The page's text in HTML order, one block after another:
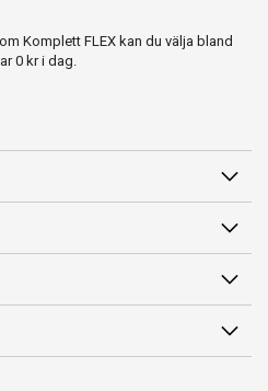
Komplett FLEX kan du välja bland
0 kr i dag.